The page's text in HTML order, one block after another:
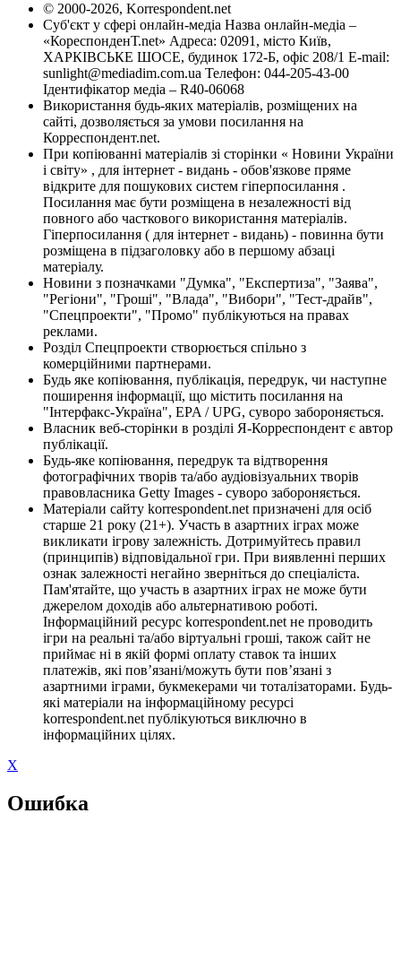
© 2000-2026, Korrespondent.net
Суб'єкт у сфері онлайн-медіа Назва онлайн-медіа –
«КореспонденТ.net» Адреса: 02091, місто Київ,
ХАРКІВСЬКЕ ШОСЕ, будинок 172-Б, офіс 208/1 E-mail:
sunlight@mediadim.com.ua Телефон: 044-205-43-00
Ідентифікатор медіа – R40-06068
Використання будь-яких матеріалів, розміщених на
сайті, дозволяється за умови посилання на
Корреспондент.net.
При копіюванні матеріалів зі сторінки « Новини України
і світу» , для інтернет - видань - обов'язкове пряме
відкрите для пошукових систем гіперпосилання .
Посилання має бути розміщена в незалежності від
повного або часткового використання матеріалів.
Гіперпосилання ( для інтернет - видань) - повинна бути
розміщена в підзаголовку або в першому абзаці
матеріалу.
Новини з позначками "Думка", "Експертиза", "Заява",
"Регіони", "Гроші", "Влада", "Вибори", "Тест-драйв",
"Спецпроекти", "Промо" публікуються на правах
реклами.
Розділ Спецпроекти створюється спільно з
комерційними партнерами.
Будь яке копіювання, публікація, передрук, чи наступне
поширення інформації, що містить посилання на
"Інтерфакс-Україна", EPA / UPG, суворо забороняється.
Власник веб-сторінки в розділі Я-Корреспондент є автор
публікації.
Будь-яке копіювання, передрук та відтворення
фотографічних творів та/або аудіовізуальних творів
правовласника Getty Images - суворо забороняється.
Матеріали сайту korrespondent.net призначені для осіб
старше 21 року (21+). Участь в азартних іграх може
викликати ігрову залежність. Дотримуйтесь правил
(принципів) відповідальної гри. При виявленні перших
ознак залежності негайно зверніться до спеціаліста.
Пам'ятайте, що участь в азартних іграх не може бути
джерелом доходів або альтернативою роботі.
Інформаційний ресурс korrespondent.net не проводить
ігри на реальні та/або віртуальні гроші, також сайт не
приймає ні в якій формі оплату ставок та інших
платежів, які пов’язані/можуть бути пов’язані з
азартними іграми, букмекерами чи тоталізаторами. Будь-
які матеріали на інформаційному ресурсі
korrespondent.net публікуються виключно в
інформаційних цілях.
X
Ошибка